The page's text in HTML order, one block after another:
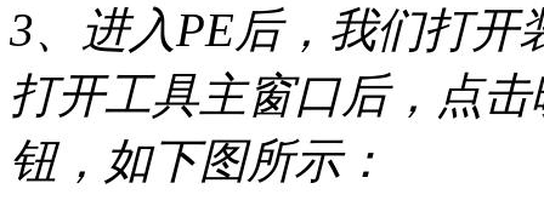
3、进入PE后，我们打开
打开工具主窗口后，点
钮，如下图所示：